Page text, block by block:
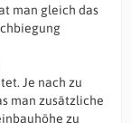
man gleich das
Je nach zu
man zusätzliche
zu